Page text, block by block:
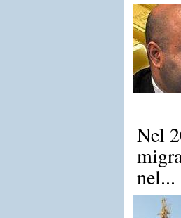
Nel
nel...